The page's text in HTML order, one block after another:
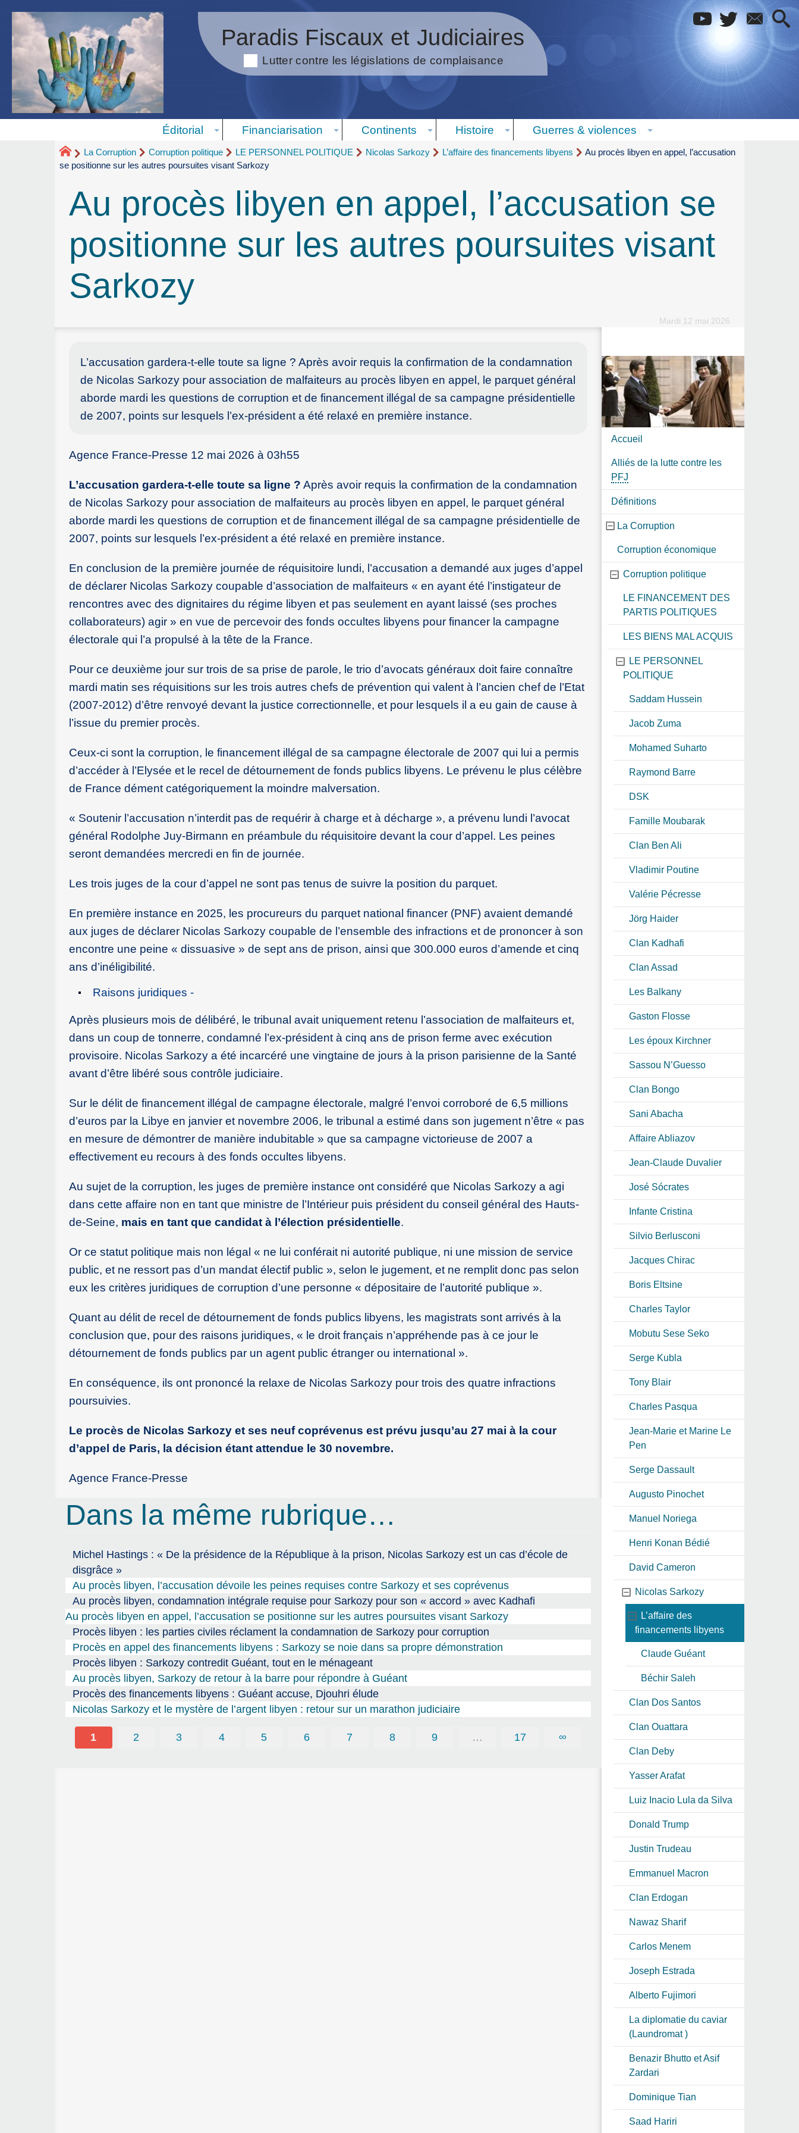
Paradis Fiscaux et Judiciaires
Lutter contre les législations de complaisance
Éditorial Financiarisation Continents Histoire Guerres & violences
La Corruption Corruption politique LE PERSONNEL POLITIQUE Nicolas Sarkozy L’affaire des financements libyens
Au procès libyen en appel, l’accusation
se positionne sur les autres poursuites visant Sarkozy
Au procès libyen en appel, l’accusation se
positionne sur les autres poursuites visant
Sarkozy
Mardi 12 mai 2026
L’accusation gardera-t-elle toute sa ligne ? Après avoir requis la confirmation de la condamnation
de Nicolas Sarkozy pour association de malfaiteurs au procès libyen en appel, le parquet général
aborde mardi les questions de corruption et de financement illégal de sa campagne présidentielle
de 2007, points sur lesquels l’ex-président a été relaxé en première instance.
Agence France-Presse 12 mai 2026 à 03h55
L’accusation gardera-t-elle toute sa ligne ? Après avoir requis la confirmation de la condamnation
de Nicolas Sarkozy pour association de malfaiteurs au procès libyen en appel, le parquet général
aborde mardi les questions de corruption et de financement illégal de sa campagne présidentielle de
2007, points sur lesquels l’ex-président a été relaxé en première instance.
En conclusion de la première journée de réquisitoire lundi, l’accusation a demandé aux juges d’appel
de déclarer Nicolas Sarkozy coupable d’association de malfaiteurs « en ayant été l’instigateur de
rencontres avec des dignitaires du régime libyen et pas seulement en ayant laissé (ses proches
collaborateurs) agir » en vue de percevoir des fonds occultes libyens pour financer la campagne
électorale qui l’a propulsé à la tête de la France.
Pour ce deuxième jour sur trois de sa prise de parole, le trio d’avocats généraux doit faire connaître
mardi matin ses réquisitions sur les trois autres chefs de prévention qui valent à l’ancien chef de l’Etat
(2007-2012) d’être renvoyé devant la justice correctionnelle, et pour lesquels il a eu gain de cause à
l’issue du premier procès.
Ceux-ci sont la corruption, le financement illégal de sa campagne électorale de 2007 qui lui a permis
d’accéder à l’Elysée et le recel de détournement de fonds publics libyens. Le prévenu le plus célèbre
de France dément catégoriquement la moindre malversation.
« Soutenir l’accusation n’interdit pas de requérir à charge et à décharge », a prévenu lundi l’avocat
général Rodolphe Juy-Birmann en préambule du réquisitoire devant la cour d’appel. Les peines
seront demandées mercredi en fin de journée.
Les trois juges de la cour d’appel ne sont pas tenus de suivre la position du parquet.
En première instance en 2025, les procureurs du parquet national financer (PNF) avaient demandé
aux juges de déclarer Nicolas Sarkozy coupable de l’ensemble des infractions et de prononcer à son
encontre une peine « dissuasive » de sept ans de prison, ainsi que 300.000 euros d’amende et cinq
ans d’inéligibilité.
Raisons juridiques -
Après plusieurs mois de délibéré, le tribunal avait uniquement retenu l’association de malfaiteurs et,
dans un coup de tonnerre, condamné l’ex-président à cinq ans de prison ferme avec exécution
provisoire. Nicolas Sarkozy a été incarcéré une vingtaine de jours à la prison parisienne de la Santé
avant d’être libéré sous contrôle judiciaire.
Sur le délit de financement illégal de campagne électorale, malgré l’envoi corroboré de 6,5 millions
d’euros par la Libye en janvier et novembre 2006, le tribunal a estimé dans son jugement n’être « pas
en mesure de démontrer de manière indubitable » que sa campagne victorieuse de 2007 a
effectivement eu recours à des fonds occultes libyens.
Au sujet de la corruption, les juges de première instance ont considéré que Nicolas Sarkozy a agi
dans cette affaire non en tant que ministre de l’Intérieur puis président du conseil général des Hauts-
de-Seine, mais en tant que candidat à l’élection présidentielle.
Or ce statut politique mais non légal « ne lui conférait ni autorité publique, ni une mission de service
public, et ne ressort pas d’un mandat électif public », selon le jugement, et ne remplit donc pas selon
eux les critères juridiques de corruption d’une personne « dépositaire de l’autorité publique ».
Quant au délit de recel de détournement de fonds publics libyens, les magistrats sont arrivés à la
conclusion que, pour des raisons juridiques, « le droit français n’appréhende pas à ce jour le
détournement de fonds publics par un agent public étranger ou international ».
En conséquence, ils ont prononcé la relaxe de Nicolas Sarkozy pour trois des quatre infractions
poursuivies.
Le procès de Nicolas Sarkozy et ses neuf coprévenus est prévu jusqu’au 27 mai à la cour
d’appel de Paris, la décision étant attendue le 30 novembre.
Agence France-Presse
Dans la même rubrique…
Michel Hastings : « De la présidence de la République à la prison, Nicolas Sarkozy est un cas d’école de
disgrâce »
Au procès libyen, l’accusation dévoile les peines requises contre Sarkozy et ses coprévenus
Au procès libyen, condamnation intégrale requise pour Sarkozy pour son « accord » avec Kadhafi
Au procès libyen en appel, l’accusation se positionne sur les autres poursuites visant Sarkozy
Procès libyen : les parties civiles réclament la condamnation de Sarkozy pour corruption
Procès en appel des financements libyens : Sarkozy se noie dans sa propre démonstration
Procès libyen : Sarkozy contredit Guéant, tout en le ménageant
Au procès libyen, Sarkozy de retour à la barre pour répondre à Guéant
Procès des financements libyens : Guéant accuse, Djouhri élude
Nicolas Sarkozy et le mystère de l’argent libyen : retour sur un marathon judiciaire
1 2 3 4 5 6 7 8 9 … 17 ∞
Accueil
Alliés de la lutte contre les
PFJ
Définitions
La Corruption
Corruption économique
Corruption politique
LE FINANCEMENT DES
PARTIS POLITIQUES
LES BIENS MAL ACQUIS
LE PERSONNEL
POLITIQUE
Saddam Hussein
Jacob Zuma
Mohamed Suharto
Raymond Barre
DSK
Famille Moubarak
Clan Ben Ali
Vladimir Poutine
Valérie Pécresse
Jörg Haider
Clan Kadhafi
Clan Assad
Les Balkany
Gaston Flosse
Les époux Kirchner
Sassou N’Guesso
Clan Bongo
Sani Abacha
Affaire Abliazov
Jean-Claude Duvalier
José Sócrates
Infante Cristina
Silvio Berlusconi
Jacques Chirac
Boris Eltsine
Charles Taylor
Mobutu Sese Seko
Serge Kubla
Tony Blair
Charles Pasqua
Jean-Marie et Marine Le
Pen
Serge Dassault
Augusto Pinochet
Manuel Noriega
Henri Konan Bédié
David Cameron
Nicolas Sarkozy
L’affaire des
financements libyens
Claude Guéant
Béchir Saleh
Clan Dos Santos
Clan Ouattara
Clan Deby
Yasser Arafat
Luiz Inacio Lula da Silva
Donald Trump
Justin Trudeau
Emmanuel Macron
Clan Erdogan
Nawaz Sharif
Carlos Menem
Joseph Estrada
Alberto Fujimori
La diplomatie du caviar
(Laundromat )
Benazir Bhutto et Asif
Zardari
Dominique Tian
Saad Hariri